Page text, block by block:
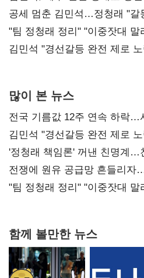
공세 멈춘 김민석…정청래 "갈
"팀 정청래 정리" "이중잣대
다툼 격화
김민석 "경선갈등 완전 제로
많이 본 뉴스
전국 기름값 12주 연속 하락…
김민석 "경선갈등 완전 제로
사과부터"
'정청래 책임론' 꺼낸 친명계…
때리기
전쟁에 원유 공급망 흔들리자
핵심으로 재부상
"팀 정청래 정리" "이중잣대
함께 볼만한 뉴스